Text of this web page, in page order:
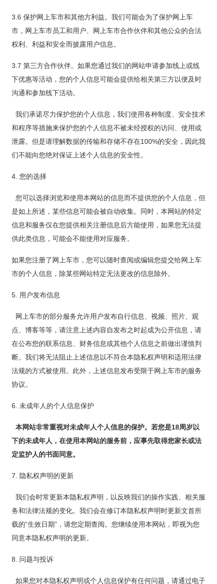
3.6 保护网上车市和其他方利益。我们可能会为了保护网上车
市，网上车市员工和用户、网上车市合作伙伴和其他公众的合法
权利、利益和安全而披露用户信息。
3.7 第三方合作伙伴。如果您通过我们的网站申请参加线上或线
下优惠等活动，您的个人信息可能会提供给相关第三方以便及时
沟通和参加线下活动。
我们承诺尽力保护您的个人信息，我们使用各种制度、安全技术
和程序等措施来保护您的个人信息不被未经授权的访问、使用或
泄露。但是请理解数据的传输和存储不存在100%的安全，因此我
们不能向您绝对保证上述个人信息的安全性。
4. 您的选择
您可以选择浏览和使用本网站的信息而不提供您的个人信息，但
是如上所述，某些信息可能会被自动收集。同时，本网站的特定
信息和服务仅在您提供相关注册信息后方能使用，如果您无法提
供此类信息，可能会不能使用对应服务。
如果您注册了网上车市，您可以随时查阅或编辑您提交给网上车
市的个人信息，除某些网站特定无法更改的信息除外。
5. 用户发布信息
网上车市的部分服务允许用户发布自行信息、视频、照片、观
点、博客等等，请注意上述内容自发布之时起成为公开信息，请
在公布您的联系信息、财务信息或其他个人信息之前做出谨慎判
断。我们将无法阻止上述信息以不符合本隐私权声明和适用法律
法规的方式被使用。此外，上述信息发布受限于网上车市的服务
协议。
6. 未成年人的个人信息保护
本网站非常重视对未成年人个人信息的保护。若您是18周岁以
下的未成年人，在使用本网站的服务前，应事先取得您家长或法
定监护人的书面同意。
7. 隐私权声明的更新
我们会时常更新本隐私权声明，以反映我们的操作实践、相关服
务和法律法规的变化。我们会在修订本隐私权声明时更新文首所
载的“生效日期”，请您定期查阅。您继续使用本网站，即视为您
同意本隐私权声明的更新。
8. 问题与投诉
如果您对本隐私权声明或个人信息保护有任何问题，请通过电子